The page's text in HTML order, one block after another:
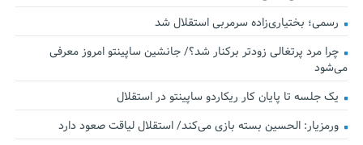
رسمی؛ بختیاری‌زاده سرمربی استقلال شد
چرا مرد پرتغالی زودتر برکنار شد؟/ جانشین ساپینتو امروز معرفی
می‌شود
یک جلسه تا پایان کار ریکاردو ساپینتو در استقلال
ورمزیار: الحسین بسته بازی می‌کند/ استقلال لیاقت صعود دارد